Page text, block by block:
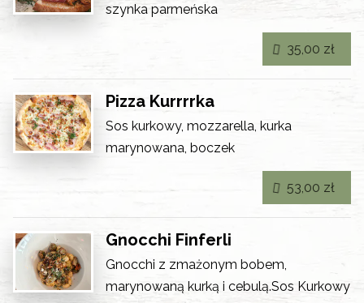
szynka parmeńska
Pizza Kurrrrka
Sos kurkowy, mozzarella, kurka
marynowana, boczek
Gnocchi Finferli
Gnocchi z zmażonym bobem,
marynowaną kurką i cebulą.Sos Kurkowy